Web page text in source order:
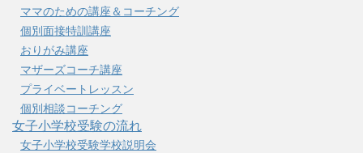
ママのための講座＆コーチング
個別面接特訓講座
おりがみ講座
マザーズコーチ講座
プライベートレッスン
個別相談コーチング
女子小学校受験の流れ
女子小学校受験学校説明会